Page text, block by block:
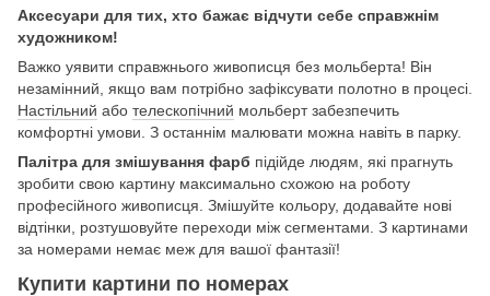
Аксесуари для тих, хто бажає відчути себе справжнім
художником!
Важко уявити справжнього живописця без мольберта! Він
незамінний, якщо вам потрібно зафіксувати полотно в процесі.
Настільний або телескопічний мольберт забезпечить
комфортні умови. З останнім малювати можна навіть в парку.
Палітра для змішування фарб підійде людям, які прагнуть
зробити свою картину максимально схожою на роботу
професійного живописця. Змішуйте кольору, додавайте нові
відтінки, розтушовуйте переходи між сегментами. З картинами
за номерами немає меж для вашої фантазії!
Купити картини по номерах